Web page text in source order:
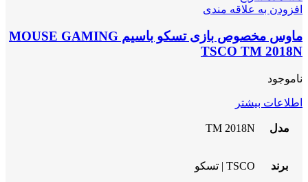
افزودن به علاقه مندی
ماوس مخصوص بازی تسکو باسیم MOUSE GAMING
TSCO TM 2018N
ناموجود
اطلاعات بیشتر
مدل TM 2018N
برند TSCO | تسکو